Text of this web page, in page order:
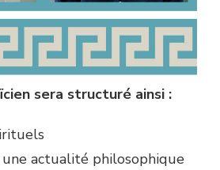
sera structuré ainsi :
actualité philosophique